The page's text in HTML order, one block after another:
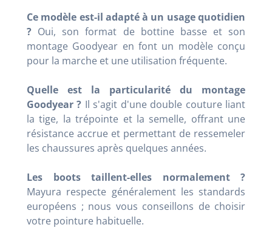
Ce modèle est-il adapté à un usage quotidien
? Oui, son format de bottine basse et son
montage Goodyear en font un modèle conçu
pour la marche et une utilisation fréquente.
Quelle est la particularité du montage
Goodyear ? Il s'agit d'une double couture liant
la tige, la trépointe et la semelle, offrant une
résistance accrue et permettant de ressemeler
les chaussures après quelques années.
Les boots taillent-elles normalement ?
Mayura respecte généralement les standards
européens ; nous vous conseillons de choisir
votre pointure habituelle.